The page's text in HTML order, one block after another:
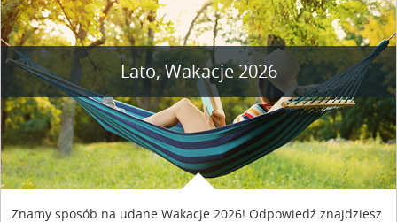
Lato, Wakacje 2026
Znamy sposób na udane Wakacje 2026! Odpowiedź znajdziesz